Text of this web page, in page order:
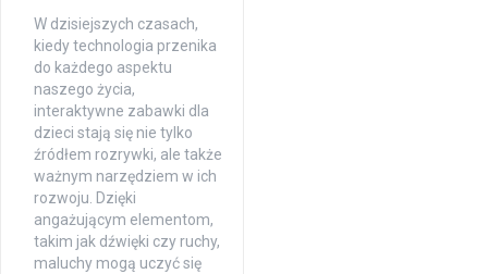
W dzisiejszych czasach,
kiedy technologia przenika
do każdego aspektu
naszego życia,
interaktywne zabawki dla
dzieci stają się nie tylko
źródłem rozrywki, ale także
ważnym narzędziem w ich
rozwoju. Dzięki
angażującym elementom,
takim jak dźwięki czy ruchy,
maluchy mogą uczyć się